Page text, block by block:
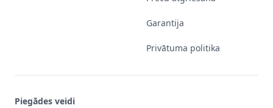
Garantija
Privātuma politika
Piegādes veidi